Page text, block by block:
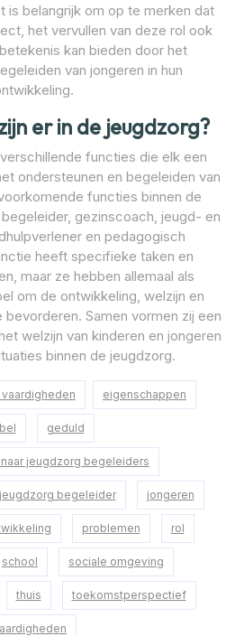
is belangrijk om op te merken dat
het vervullen van deze rol ook
kan bieden door het
van jongeren in hun
er in de jeugdzorg?
functies die elk een
ondersteunen en begeleiden van
functies binnen de
gezinscoach, jeugd- en
en pedagogisch
heeft specifieke taken en
maar ze hebben allemaal als
om de ontwikkeling, welzijn en
Samen vormen zij een
welzijn van kinderen en jongeren
binnen de jeugdzorg.
eigenschappen
geduld
jeugdzorg begeleiders
jeugdzorg begeleider jongeren
problemen rol
school sociale omgeving
thuis toekomstperspectief